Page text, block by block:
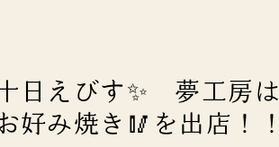
日えびす✨ 夢工房は
好み焼き🥢を出店！！